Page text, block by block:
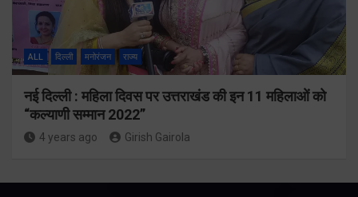
ALL दिल्ली मनोरंजन राज्य
नई दिल्ली : महिला दिवस पर उत्तराखंड की इन 11 महिलाओं को
“कल्याणी सम्मान 2022”
4 years ago Girish Gairola